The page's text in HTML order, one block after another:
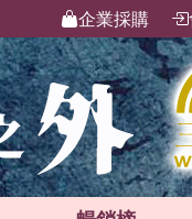
企業採購